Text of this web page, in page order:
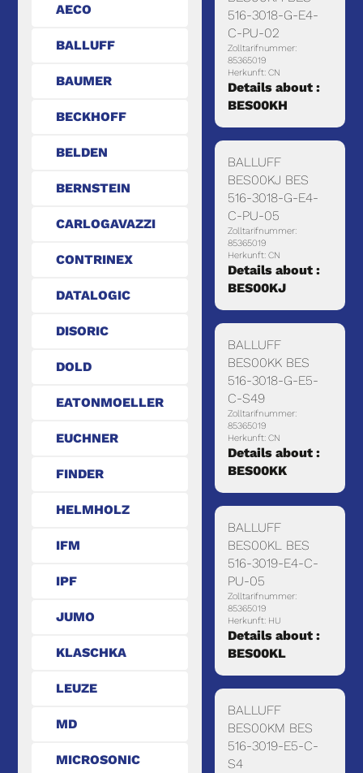
AECO
BALLUFF
BAUMER
BECKHOFF
BELDEN
BERNSTEIN
CARLOGAVAZZI
CONTRINEX
DATALOGIC
DISORIC
DOLD
EATONMOELLER
EUCHNER
FINDER
HELMHOLZ
IFM
IPF
JUMO
KLASCHKA
LEUZE
MD
MICROSONIC
516-3018-G-E4-
C-PU-02
Zolltarifnummer:
85365019
Herkunft: CN
Details about :
BES00KH
BALLUFF
BES00KJ BES
516-3018-G-E4-
C-PU-05
Zolltarifnummer:
85365019
Herkunft: CN
Details about :
BES00KJ
BALLUFF
BES00KK BES
516-3018-G-E5-
C-S49
Zolltarifnummer:
85365019
Herkunft: CN
Details about :
BES00KK
BALLUFF
BES00KL BES
516-3019-E4-C-
PU-05
Zolltarifnummer:
85365019
Herkunft: HU
Details about :
BES00KL
BALLUFF
BES00KM BES
516-3019-E5-C-
S4